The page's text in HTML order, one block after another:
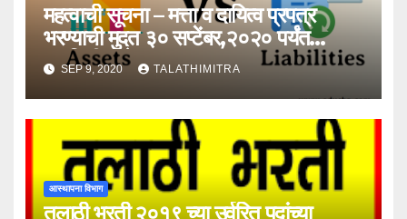
महत्वाची सूचना – मत्ता व दायित्व प्रपत्र
भरण्याची मुदत ३० सप्टेंबर,२०२० पर्यंत
वाढविली आहे !
SEP 9, 2020 TALATHIMITRA
आस्थापना विभाग
तलाठी भरती २०१९ च्या उर्वरित पदांच्या